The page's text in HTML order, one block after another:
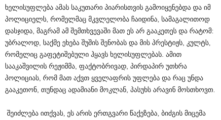
ხელისუფლება ამას საკუთარი პიარისთვის გამოიყენებდა და იმ
პოლიციელს, რომელმაც მკვლელობა ჩაიდინა, სამაგალითოდ
დასჯიდა, მაგრამ ამ შემთხვევაში მათ ეს არ გააკეთეს და რატომ:
უბრალოდ, საქმე ეხება შუშის შენობას და მის პრესტიჟს, კულტს,
რომელიც გაფეტიშებული ჰყავს ხელისუფლებას. ამით
სააკაშვილის რეჟიმმა, ფაქტობრივად, პირდაპირ უთხრა
პოლიციას, რომ მათ აქვთ ყველაფრის უფლება და რაც უნდა
გააკეთონ, თუნდაც ადამიანი მოკლან, პასუხს არავინ მოსთხოვთ.
შეიძლება ითქვას, ეს არის ერთგვარი წაქეზება, ბიძგის მიცემა